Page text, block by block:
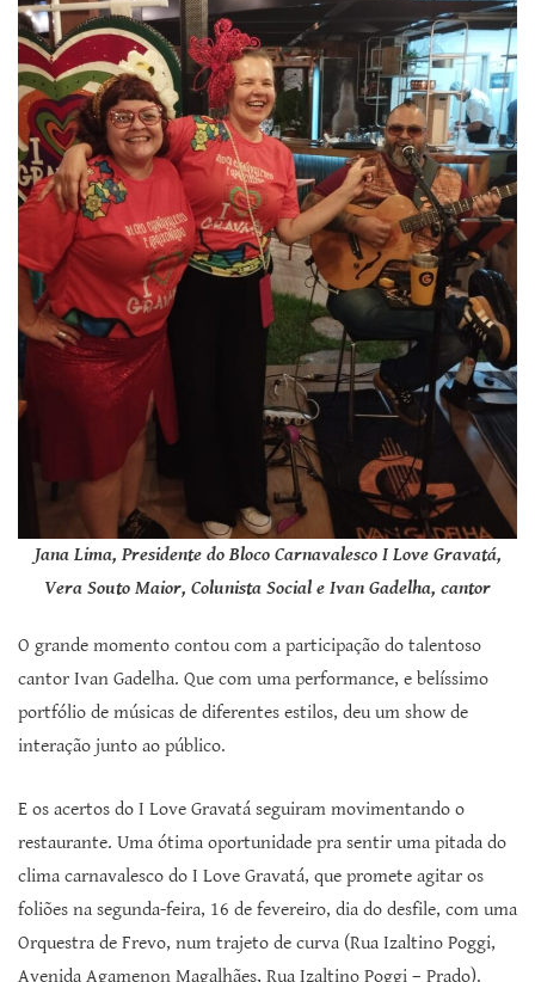
Jana Lima, Presidente do Bloco Carnavalesco I Love Gravatá,
Vera Souto Maior, Colunista Social e Ivan Gadelha, cantor
O grande momento contou com a participação do talentoso
cantor Ivan Gadelha. Que com uma performance, e belíssimo
portfólio de músicas de diferentes estilos, deu um show de
interação junto ao público.
E os acertos do I Love Gravatá seguiram movimentando o
restaurante. Uma ótima oportunidade pra sentir uma pitada do
clima carnavalesco do I Love Gravatá, que promete agitar os
foliões na segunda-feira, 16 de fevereiro, dia do desfile, com uma
Orquestra de Frevo, num trajeto de curva (Rua Izaltino Poggi,
Avenida Agamenon Magalhães, Rua Izaltino Poggi – Prado).